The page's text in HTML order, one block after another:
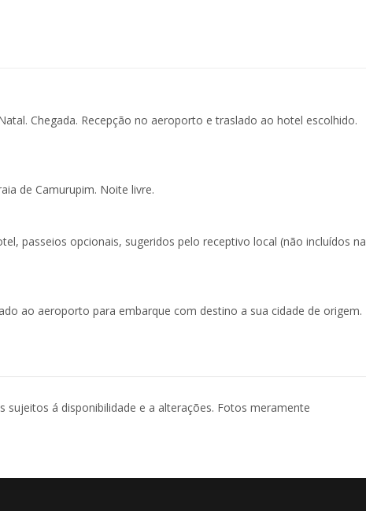
Chegada. Recepção no aeroporto e traslado ao hotel escolhido.
de Camurupim. Noite livre.
passeios opcionais, sugeridos pelo receptivo local (não incluídos na
ao aeroporto para embarque com destino a sua cidade de origem.
á disponibilidade e a alterações. Fotos meramente